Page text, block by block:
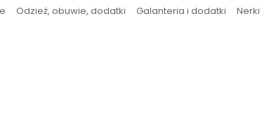
Odzież, obuwie, dodatki Galanteria i dodatki Nerki